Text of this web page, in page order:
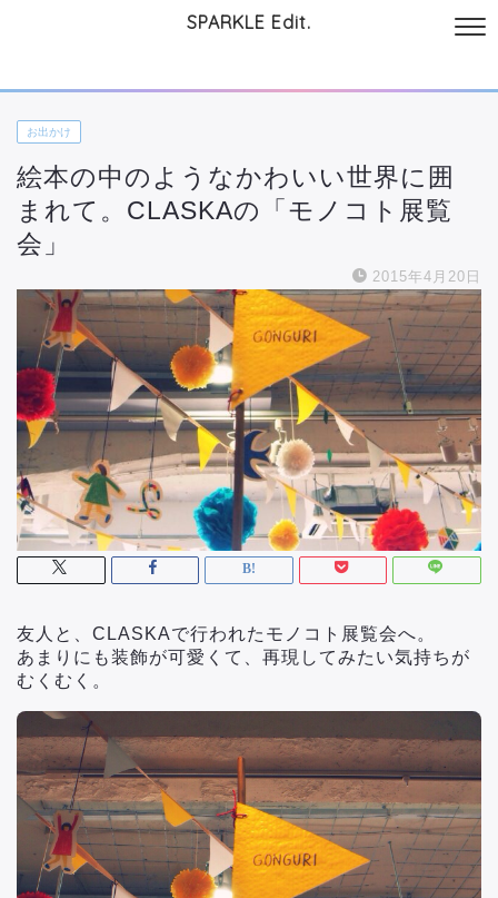
SPARKLE Edit.
お出かけ
絵本の中のようなかわいい世界に囲
まれて。CLASKAの「モノコト展覧
会」
2015年4月20日
友人と、CLASKAで行われたモノコト展覧会へ。
あまりにも装飾が可愛くて、再現してみたい気持ちが
むくむく。